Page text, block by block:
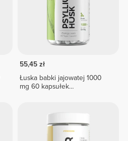
55,45 zł
Łuska babki jajowatej 1000
mg 60 kapsułek